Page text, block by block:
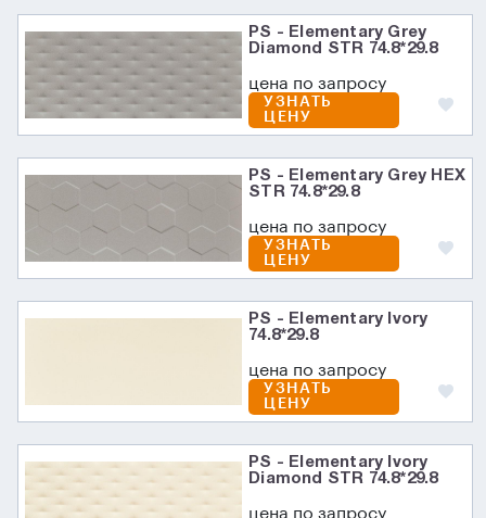
PS - Elementary Grey
Diamond STR 74.8*29.8
цена по запросу
УЗНАТЬ
ЦЕНУ
PS - Elementary Grey HEX
STR 74.8*29.8
цена по запросу
УЗНАТЬ
ЦЕНУ
PS - Elementary Ivory
74.8*29.8
цена по запросу
УЗНАТЬ
ЦЕНУ
PS - Elementary Ivory
Diamond STR 74.8*29.8
цена по запросу